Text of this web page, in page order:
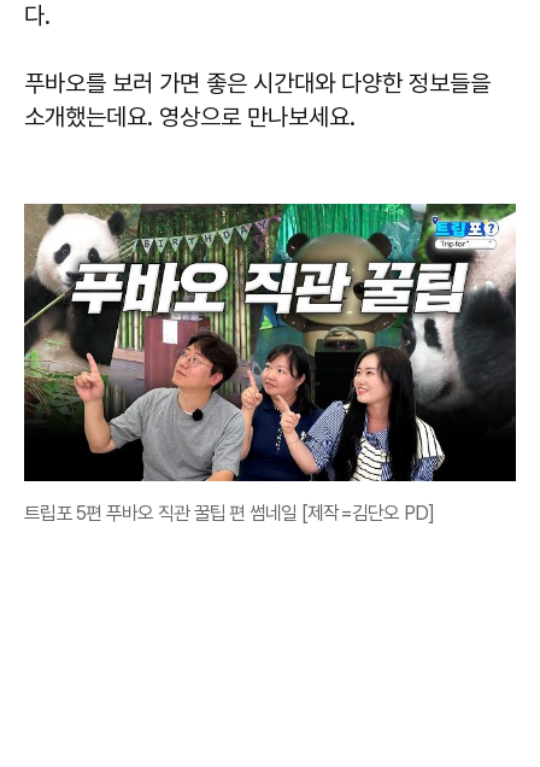
다.
푸바오를 보러 가면 좋은 시간대와 다양한 정보들을
소개했는데요. 영상으로 만나보세요.
트립포 5편 푸바오 직관 꿀팁 편 썸네일 [제작=김단오 PD]